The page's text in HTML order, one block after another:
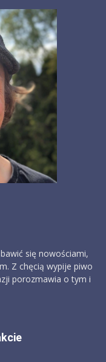
się nowościami,
Z chęcią wypije piwo
porozmawia o tym i